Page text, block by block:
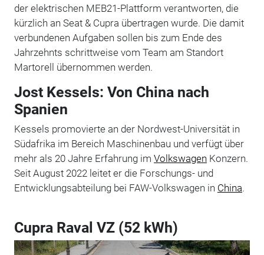
der elektrischen MEB21-Plattform verantworten, die
kürzlich an Seat & Cupra übertragen wurde. Die damit
verbundenen Aufgaben sollen bis zum Ende des
Jahrzehnts schrittweise vom Team am Standort
Martorell übernommen werden.
Jost Kessels: Von China nach
Spanien
Kessels promovierte an der Nordwest-Universität in
Südafrika im Bereich Maschinenbau und verfügt über
mehr als 20 Jahre Erfahrung im Volkswagen Konzern.
Seit August 2022 leitet er die Forschungs- und
Entwicklungsabteilung bei FAW-Volkswagen in China.
Cupra Raval VZ (52 kWh)